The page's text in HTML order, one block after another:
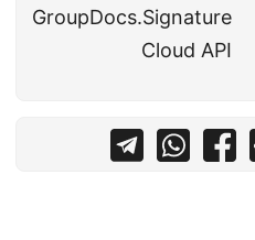
GroupDocs.Signature
Cloud API